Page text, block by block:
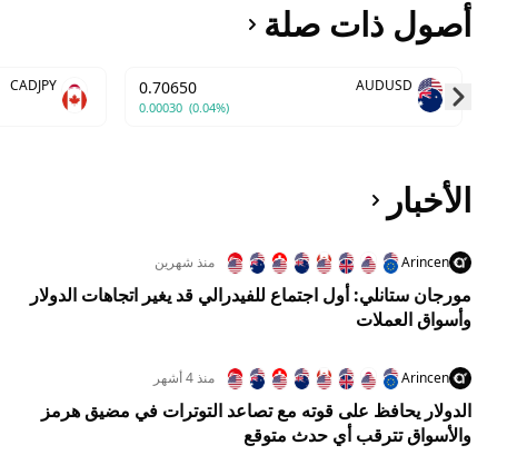
أصول ذات صلة
AUDUSD
0.70650
0.00030 (0.04%)
CADJPY
الأخبار
Arincen منذ شهرين
مورجان ستانلي: أول اجتماع للفيدرالي قد يغير اتجاهات الدولار
وأسواق العملات
Arincen منذ 4 أشهر
الدولار يحافظ على قوته مع تصاعد التوترات في مضيق هرمز
والأسواق تترقب أي حدث متوقع